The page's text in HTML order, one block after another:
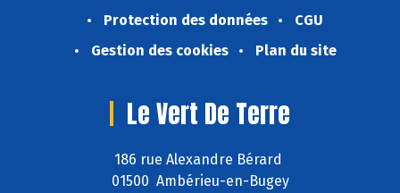
Protection des données
CGU
Gestion des cookies
Plan du site
Le Vert De Terre
186 rue Alexandre Bérard
01500 Ambérieu-en-Bugey